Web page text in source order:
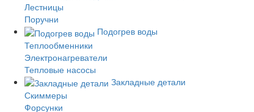
Лестницы
Поручни
Подогрев воды
Теплообменники
Электронагреватели
Тепловые насосы
Закладные детали
Скиммеры
Форсунки